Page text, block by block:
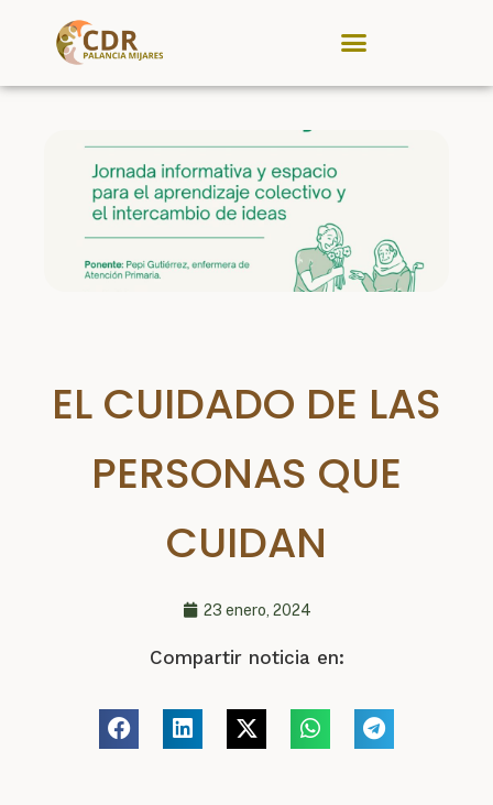
EL CUIDADO DE LAS
PERSONAS QUE
CUIDAN
23 enero, 2024
Compartir noticia en: